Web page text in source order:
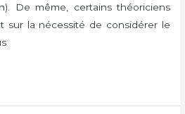
De même, certains théoriciens
sur la nécessité de considérer le